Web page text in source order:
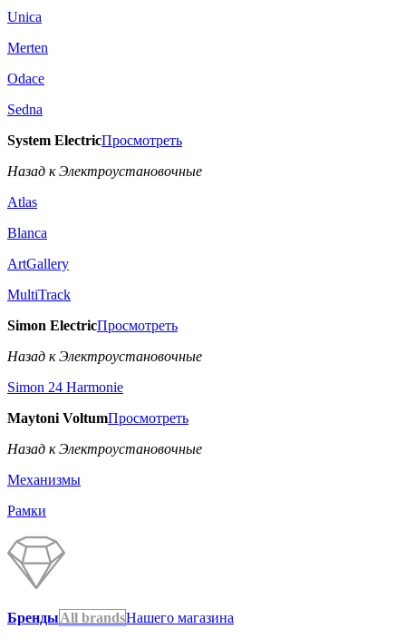
Unica
Merten
Odace
Sedna
System ElectricПросмотреть
Назад к Электроустановочные
Atlas
Blanca
ArtGallery
MultiTrack
Simon ElectricПросмотреть
Назад к Электроустановочные
Simon 24 Harmonie
Maytoni VoltumПросмотреть
Назад к Электроустановочные
Механизмы
Рамки
БрендыAll brandsНашего магазина